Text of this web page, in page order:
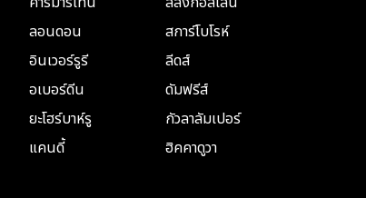
ลอนดอน
สการ์โบโรห์
อินเวอร์รูรี
ลีดส์
อเบอร์ดีน
ดัมฟรีส์
ยะโฮร์บาห์รู
กัวลาลัมเปอร์
แคนดี้ ฮิคคาดูวา